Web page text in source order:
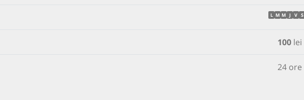
L M M J V S
100 lei
24 ore